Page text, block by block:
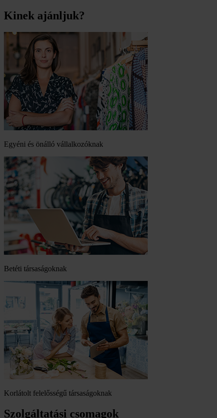
Kinek ajánljuk?
Egyéni és önálló vállalkozóknak
Betéti társaságoknak
Korlátolt felelősségű társaságoknak
Szolgáltatási csomagok